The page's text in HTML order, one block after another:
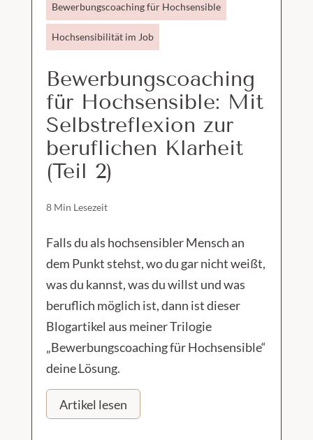
Bewerbungscoaching für Hochsensible
Hochsensibilität im Job
Bewerbungscoaching
für Hochsensible: Mit
Selbstreflexion zur
beruflichen Klarheit
(Teil 2)
8 Min Lesezeit
Falls du als hochsensibler Mensch an
dem Punkt stehst, wo du gar nicht weißt,
was du kannst, was du willst und was
beruflich möglich ist, dann ist dieser
Blogartikel aus meiner Trilogie
„Bewerbungscoaching für Hochsensible“
deine Lösung.
Artikel lesen